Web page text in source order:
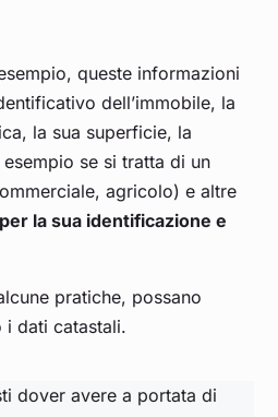
queste informazioni
dell’immobile, la
la sua superficie, la
se si tratta di un
agricolo) e altre
la sua identificazione e
pratiche, possano
i dati catastali.
dover avere a portata di